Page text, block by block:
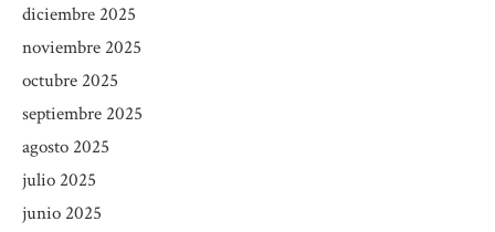
diciembre 2025
noviembre 2025
octubre 2025
septiembre 2025
agosto 2025
julio 2025
junio 2025